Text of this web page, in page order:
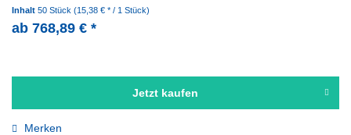
Inhalt 50 Stück (15,38 € * / 1 Stück)
ab 768,89 € *
Jetzt kaufen
Merken